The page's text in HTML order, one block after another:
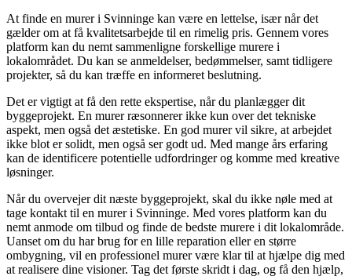
At finde en murer i Svinninge kan være en lettelse, især når det
gælder om at få kvalitetsarbejde til en rimelig pris. Gennem vores
platform kan du nemt sammenligne forskellige murere i
lokalområdet. Du kan se anmeldelser, bedømmelser, samt tidligere
projekter, så du kan træffe en informeret beslutning.
Det er vigtigt at få den rette ekspertise, når du planlægger dit
byggeprojekt. En murer ræsonnerer ikke kun over det tekniske
aspekt, men også det æstetiske. En god murer vil sikre, at arbejdet
ikke blot er solidt, men også ser godt ud. Med mange års erfaring
kan de identificere potentielle udfordringer og komme med kreative
løsninger.
Når du overvejer dit næste byggeprojekt, skal du ikke nøle med at
tage kontakt til en murer i Svinninge. Med vores platform kan du
nemt anmode om tilbud og finde de bedste murere i dit lokalområde.
Uanset om du har brug for en lille reparation eller en større
ombygning, vil en professionel murer være klar til at hjælpe dig med
at realisere dine visioner. Tag det første skridt i dag, og få den hjælp,